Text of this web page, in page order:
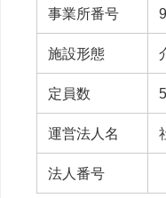
事業所番号
施設形態
定員数
運営法人名
法人番号